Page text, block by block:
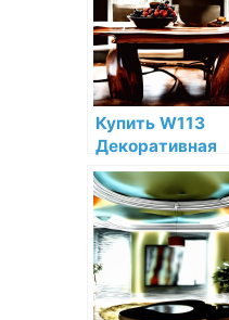
Купить W113
Декоративная
панель Orac
Cobble
Полиуретан
Decor по низкой
цене в
магазине